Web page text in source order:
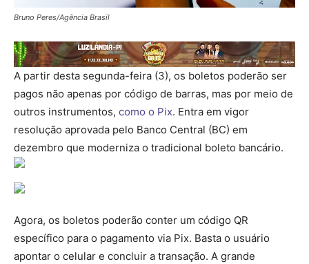
Bruno Peres/Agência Brasil
A partir desta segunda-feira (3), os boletos poderão ser
pagos não apenas por código de barras, mas por meio de
outros instrumentos, como o Pix. Entra em vigor
resolução aprovada pelo Banco Central (BC) em
dezembro que moderniza o tradicional boleto bancário.
Agora, os boletos poderão conter um código QR
específico para o pagamento via Pix. Basta o usuário
apontar o celular e concluir a transação. A grande